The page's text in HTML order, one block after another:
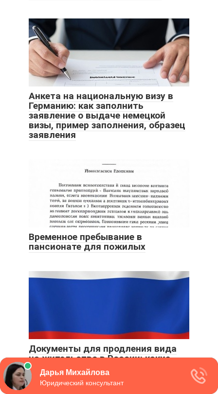
Анкета на национальную визу в
Германию: как заполнить
заявление о выдаче немецкой
визы, пример заполнения, образец
заявления
Временное пребывание в
пансионате для пожилых
Документы для продления вида
на жительство в России: какие
нужны и как заполнить заявление
на пролонгацию ВНЖ?